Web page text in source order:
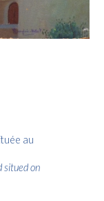
au
situed on